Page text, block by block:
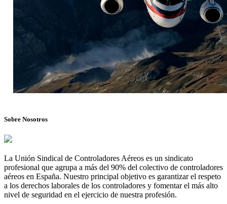
Sobre Nosotros
La Unión Sindical de Controladores Aéreos es un sindicato
profesional que agrupa a más del 90% del colectivo de controladores
aéreos en España. Nuestro principal objetivo es garantizar el respeto
a los derechos laborales de los controladores y fomentar el más alto
nivel de seguridad en el ejercicio de nuestra profesión.